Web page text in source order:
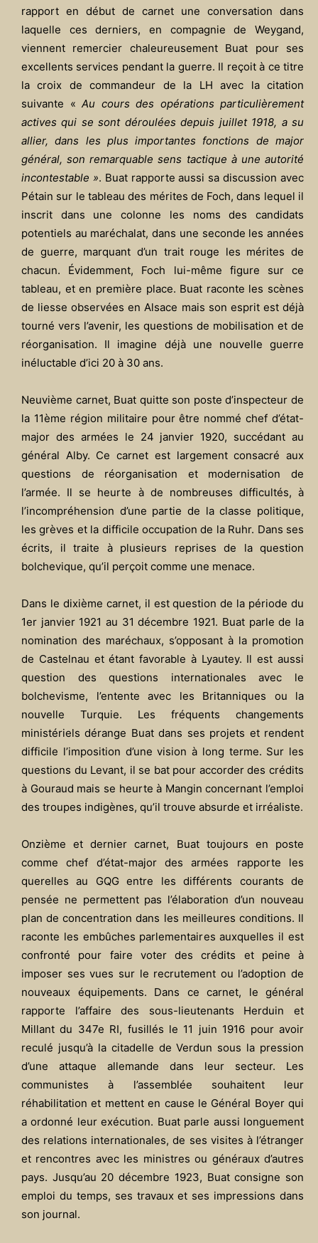
rapport en début de carnet une conversation dans
laquelle ces derniers, en compagnie de Weygand,
viennent remercier chaleureusement Buat pour ses
excellents services pendant la guerre. Il reçoit à ce titre
la croix de commandeur de la LH avec la citation
suivante « Au cours des opérations particulièrement
actives qui se sont déroulées depuis juillet 1918, a su
allier, dans les plus importantes fonctions de major
général, son remarquable sens tactique à une autorité
incontestable ». Buat rapporte aussi sa discussion avec
Pétain sur le tableau des mérites de Foch, dans lequel il
inscrit dans une colonne les noms des candidats
potentiels au maréchalat, dans une seconde les années
de guerre, marquant d’un trait rouge les mérites de
chacun. Évidemment, Foch lui-même figure sur ce
tableau, et en première place. Buat raconte les scènes
de liesse observées en Alsace mais son esprit est déjà
tourné vers l’avenir, les questions de mobilisation et de
réorganisation. Il imagine déjà une nouvelle guerre
inéluctable d’ici 20 à 30 ans.
Neuvième carnet, Buat quitte son poste d’inspecteur de
la 11ème région militaire pour être nommé chef d’état-
major des armées le 24 janvier 1920, succédant au
général Alby. Ce carnet est largement consacré aux
questions de réorganisation et modernisation de
l’armée. Il se heurte à de nombreuses difficultés, à
l’incompréhension d’une partie de la classe politique,
les grèves et la difficile occupation de la Ruhr. Dans ses
écrits, il traite à plusieurs reprises de la question
bolchevique, qu’il perçoit comme une menace.
Dans le dixième carnet, il est question de la période du
1er janvier 1921 au 31 décembre 1921. Buat parle de la
nomination des maréchaux, s’opposant à la promotion
de Castelnau et étant favorable à Lyautey. Il est aussi
question des questions internationales avec le
bolchevisme, l’entente avec les Britanniques ou la
nouvelle Turquie. Les fréquents changements
ministériels dérange Buat dans ses projets et rendent
difficile l’imposition d’une vision à long terme. Sur les
questions du Levant, il se bat pour accorder des crédits
à Gouraud mais se heurte à Mangin concernant l’emploi
des troupes indigènes, qu’il trouve absurde et irréaliste.
Onzième et dernier carnet, Buat toujours en poste
comme chef d’état-major des armées rapporte les
querelles au GQG entre les différents courants de
pensée ne permettent pas l’élaboration d’un nouveau
plan de concentration dans les meilleures conditions. Il
raconte les embûches parlementaires auxquelles il est
confronté pour faire voter des crédits et peine à
imposer ses vues sur le recrutement ou l’adoption de
nouveaux équipements. Dans ce carnet, le général
rapporte l’affaire des sous-lieutenants Herduin et
Millant du 347e RI, fusillés le 11 juin 1916 pour avoir
reculé jusqu’à la citadelle de Verdun sous la pression
d’une attaque allemande dans leur secteur. Les
communistes à l’assemblée souhaitent leur
réhabilitation et mettent en cause le Général Boyer qui
a ordonné leur exécution. Buat parle aussi longuement
des relations internationales, de ses visites à l’étranger
et rencontres avec les ministres ou généraux d’autres
pays. Jusqu’au 20 décembre 1923, Buat consigne son
emploi du temps, ses travaux et ses impressions dans
son journal.